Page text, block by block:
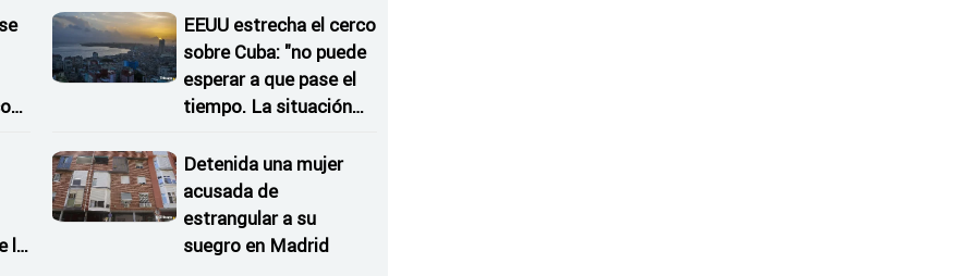
la
EEUU estrecha el cerco
sobre Cuba: "no puede
esperar a que pase el
tiempo. La situación
Detenida una mujer
acusada de
estrangular a su
suegro en Madrid